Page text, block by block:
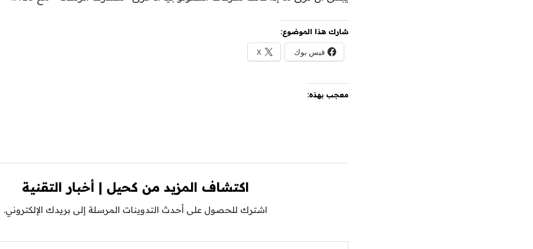
شارك هذا الموضوع:
فيس بوك X
معجب بهذه:
اكتشاف المزيد من كحيل | أخبار التقنية
اشترك للحصول على أحدث التدوينات المرسلة إلى بريدك الإلكتروني.
كتابة بريدك الإلكتروني...